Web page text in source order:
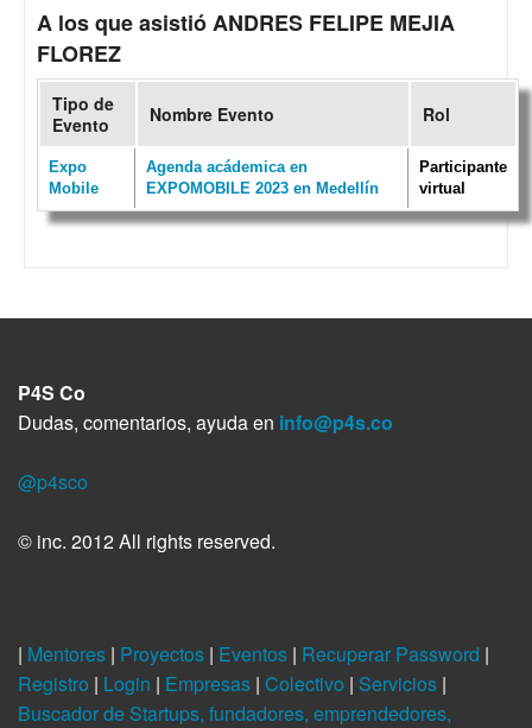
A los que asistió ANDRES FELIPE MEJIA
FLOREZ
Tipo de
Evento
Nombre Evento Rol
Expo
Mobile
Agenda acádemica en
EXPOMOBILE 2023 en Medellín
Participante
virtual
P4S Co
Dudas, comentarios, ayuda en info@p4s.co
@p4sco
© inc. 2012 All rights reserved.
| Mentores | Proyectos | Eventos | Recuperar Password |
Registro | Login | Empresas | Colectivo | Servicios |
Buscador de Startups, fundadores, emprendedores,